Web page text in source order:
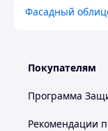
Кирпичные
построек.
свое место на
стен и
используется
Фасадный
Покупателям
Программа
Рекомендации